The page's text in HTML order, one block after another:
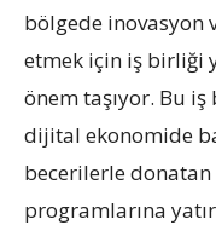
bölgede
etmek için iş birliği
önem taşıyor. Bu
dijital ekonomide
becerilerle
programlarına